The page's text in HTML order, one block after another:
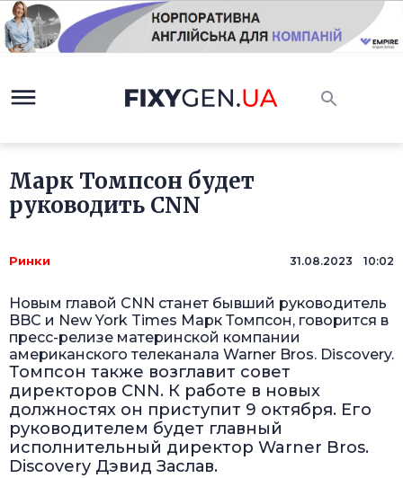
Марк Томпсон будет
руководить CNN
Ринки 31.08.2023 10:02
Новым главой CNN станет бывший руководитель
BBC и New York Times Марк Томпсон, говорится в
пресс-релизе материнской компании
американского телеканала Warner Bros. Discovery.
Томпсон также возглавит совет
директоров CNN. К работе в новых
должностях он приступит 9 октября. Его
руководителем будет главный
исполнительный директор Warner Bros.
Discovery Дэвид Заслав.